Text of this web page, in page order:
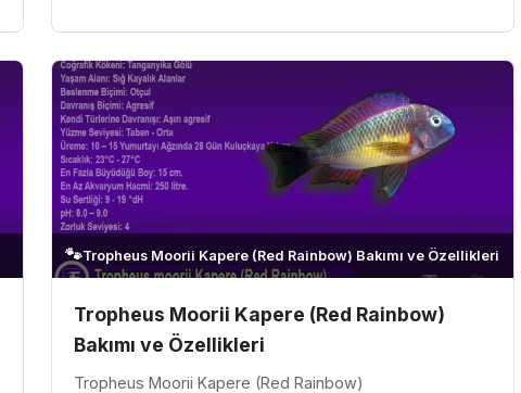
🐾Tropheus Moorii Kapere (Red Rainbow) Bakımı ve Özellikleri
Tropheus Moorii Kapere (Red Rainbow)
Bakımı ve Özellikleri
Tropheus Moorii Kapere (Red Rainbow)